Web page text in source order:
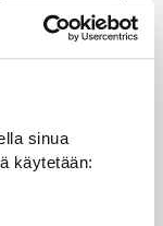
sinua
käytetään:
Erko
fortsätter
den nya
vidta några
och
av